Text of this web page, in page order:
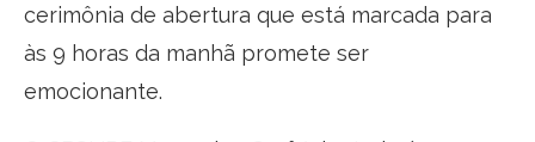
cerimônia de abertura que está marcada para
às 9 horas da manhã promete ser
emocionante.